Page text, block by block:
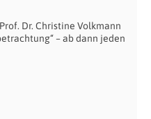
Dr. Christine Volkmann
– ab dann jeden